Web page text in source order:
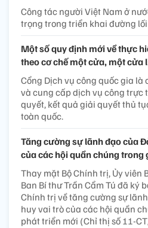
Công tác người Việt Nam ở
trọng trong triển khai đường
Một số quy định mới về thực
theo cơ chế một cửa, một cửa
Cổng Dịch vụ công quốc gia
và cung cấp dịch vụ công trực
quyết, kết quả giải quyết thủ
toàn quốc.
Tăng cường sự lãnh đạo của
của các hội quần chúng
Thay mặt Bộ Chính trị, Ủy viên
Ban Bí thư Trần Cẩm Tú đã ký
Chính trị về tăng cường sự
huy vai trò của các hội quần
phát triển mới (Chỉ thị số 11-